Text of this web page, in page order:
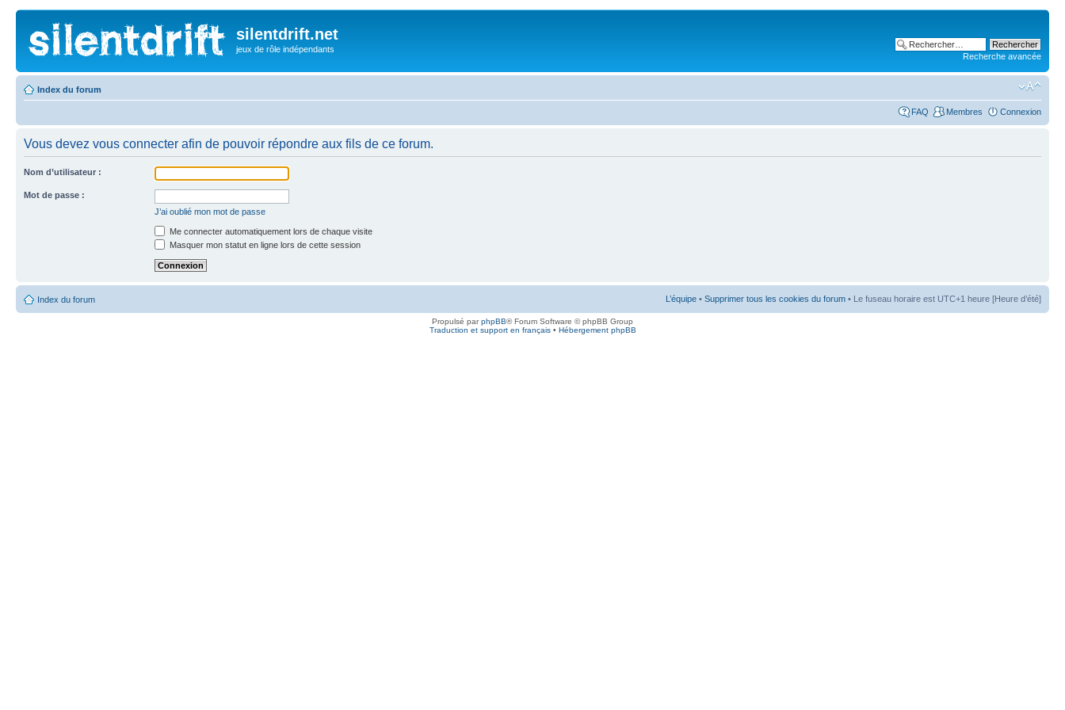
silentdrift.net
jeux de rôle indépendants
Recherche avancée
Index du forum
FAQ Membres Connexion
Vous devez vous connecter afin de pouvoir répondre aux fils de ce forum.
Nom d’utilisateur :
Mot de passe :
J’ai oublié mon mot de passe
Me connecter automatiquement lors de chaque visite
Masquer mon statut en ligne lors de cette session
Index du forum L’équipe • Supprimer tous les cookies du forum • Le fuseau horaire est UTC+1 heure [Heure d’été]
Propulsé parphpBB® Forum Software © phpBB Group
Traduction et support en français• Hébergement phpBB